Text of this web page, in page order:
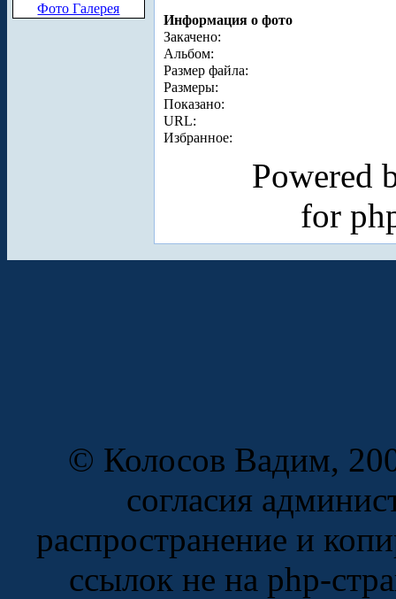
Фото Галерея
Информация о фото
Закачено:
Альбом:
Размер файла:
Размеры:
Показано:
URL:
Избранное:
Powered
for
© Колосов Вадим,
согласия
распространение и
ссылок не на php-